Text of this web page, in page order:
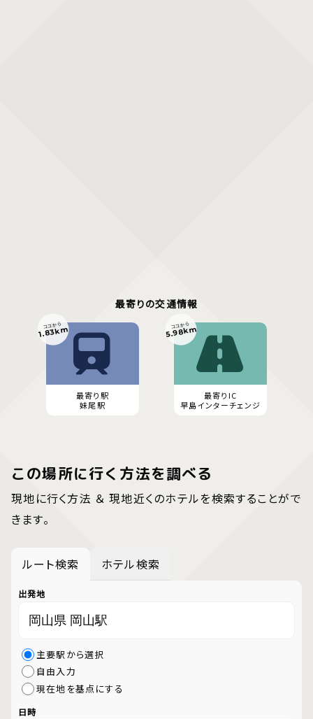
最寄りの交通情報
最寄り駅
妹尾駅
ココから
1.83km
最寄りIC
早島インターチェンジ
ココから
5.98km
この場所に行く方法を調べる
現地に行く方法 ＆ 現地近くのホテルを検索することがで
きます。
ルート検索 ホテル検索
出発地
主要駅から選択
自由入力
現在地を基点にする
日時